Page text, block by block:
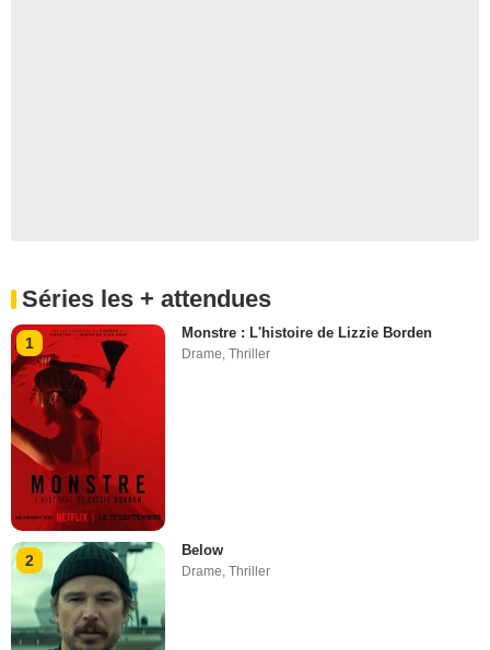
Séries les + attendues
1
Monstre : L'histoire de Lizzie Borden
Drame,Thriller
2
Below
Drame ,Thriller